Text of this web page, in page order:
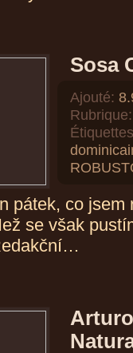
Sosa
Ajouté:
Rubrique:
pátek, co
se však